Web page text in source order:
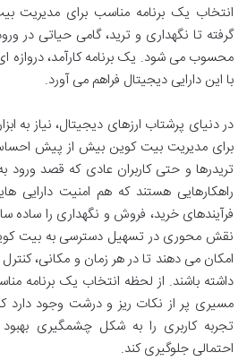
انتخاب یک برنامه مناسب برای مدیریت
گرفته تا نگهداری و ترید، گامی حیاتی در
محسوب می شود. یک برنامه کارآمد، دروازه
با این دارایی دیجیتال فراهم می آورد.
در دنیای پرشتاب ارزهای دیجیتال، نیاز به
برای مدیریت بیت کوین بیش از پیش
تریدرها و حتی کاربران عادی که قصد ورود به
راهکارهایی هستند که هم امنیت دارایی
فرآیندهای خرید، فروش و نگهداری را ساده
نقش محوری در تسهیل دسترسی به بیت کوین
امکان می دهند تا در هر زمان و مکانی،
داشته باشند. از لحظه انتخاب یک برنامه
مسیری پر از نکات ریز و درشت وجود دارد
تجربه کاربری را به شکل چشمگیری
احتمالی جلوگیری کند.